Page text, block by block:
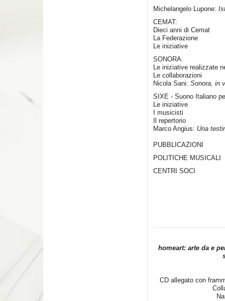
Michelangelo Lupone:
CEMAT:
Dieci anni di Cemat
La Federazione
Le iniziative
SONORA:
Le iniziative realizzate
Le collaborazioni
Nicola Sani: Sonora, in
SIXE - Suono Italiano
Le iniziative
I musicisti
Il repertorio
Marco Angius: Una
PUBBLICAZIONI
POLITICHE MUSICALI
CENTRI SOCI
homeart: arte da e
CD allegato con